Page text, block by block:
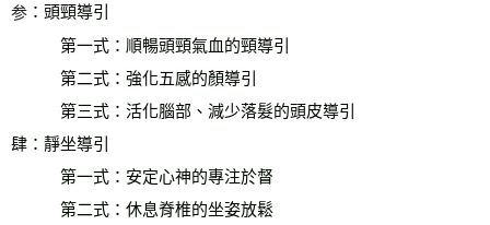
参 ：頭頸導引
第一式：順暢頭頸氣血的頸導引
第二式：強化五感的顏導引
第三式：活化腦部、減少落髮的頭皮導引
肆：靜坐導引
第一式：安定心神的專注於督
第二式：休息脊椎的坐姿放鬆